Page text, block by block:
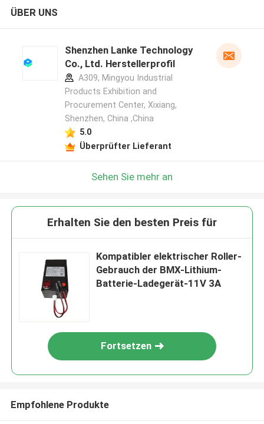
ÜBER UNS
Shenzhen Lanke Technology
Co., Ltd. Herstellerprofil
A309, Mingyou Industrial
Products Exhibition and
Procurement Center, Xixiang,
Shenzhen, China ,China
5.0
Überprüfter Lieferant
Sehen Sie mehr an
Erhalten Sie den besten Preis für
Kompatibler elektrischer Roller-
Gebrauch der BMX-Lithium-
Batterie-Ladegerät-11V 3A
Fortsetzen
Empfohlene Produkte